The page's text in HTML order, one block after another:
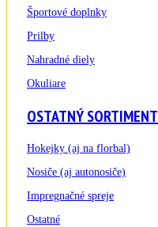
Športové doplnky
Prilby
Nahradné diely
Okuliare
OSTATNÝ SORTIMENT
Hokejky (aj na florbal)
Nosiče (aj autonosiče)
Impregnačné spreje
Ostatné